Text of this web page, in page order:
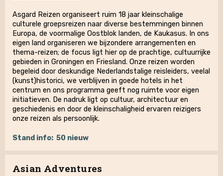
Asgard Reizen organiseert ruim 18 jaar kleinschalige
culturele groepsreizen naar diverse bestemmingen binnen
Europa, de voormalige Oostblok landen, de Kaukasus. In ons
eigen land organiseren we bijzondere arrangementen en
thema-reizen; de focus ligt hier op de prachtige, cultuurrijke
gebieden in Groningen en Friesland. Onze reizen worden
begeleid door deskundige Nederlandstalige reisleiders, veelal
(kunst)historici, we verblijven in goede hotels in het
centrum en ons programma geeft nog ruimte voor eigen
initiatieven. De nadruk ligt op cultuur, architectuur en
geschiedenis en door de kleinschaligheid ervaren reizigers
onze reizen als persoonlijk.
Stand info: 50 nieuw
Asian Adventures